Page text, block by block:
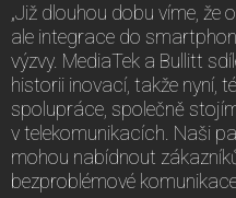
„Již dlouhou dobu víme, že
ale integrace do
výzvy. MediaTek a Bullitt
historii inovací, takže nyní,
spolupráce, společně
v telekomunikacích. Naši
mohou nabídnout
bezproblémové